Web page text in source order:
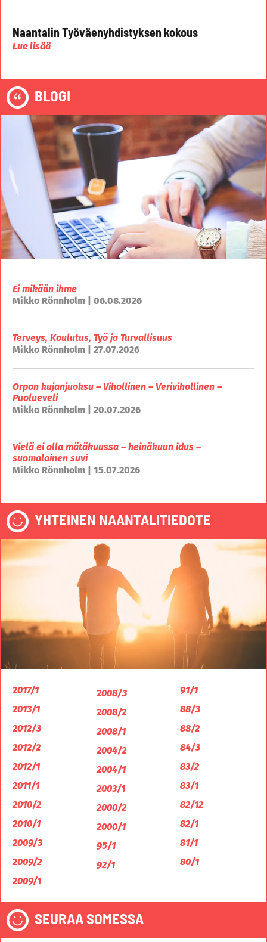
Naantalin Työväenyhdistyksen kokous
Lue lisää
BLOGI
Ei mikään ihme
Mikko Rönnholm | 06.08.2026
Terveys, Koulutus, Työ ja Turvallisuus
Mikko Rönnholm | 27.07.2026
Orpon kujanjuoksu – Vihollinen – Verivihollinen –
Puolueveli
Mikko Rönnholm | 20.07.2026
Vielä ei olla mätäkuussa – heinäkuun idus –
suomalainen suvi
Mikko Rönnholm | 15.07.2026
YHTEINEN NAANTALITIEDOTE
2017/1
2013/1
2012/3
2012/2
2012/1
2011/1
2010/2
2010/1
2009/3
2009/2
2009/1
2008/3
2008/2
2008/1
2004/2
2004/1
2003/1
2000/2
2000/1
95/1
92/1
91/1
88/3
88/2
84/3
83/2
83/1
82/12
82/1
81/1
80/1
SEURAA SOMESSA